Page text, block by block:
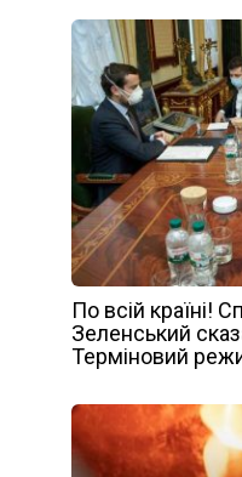
По всій країні!
Зеленський
Терміновий